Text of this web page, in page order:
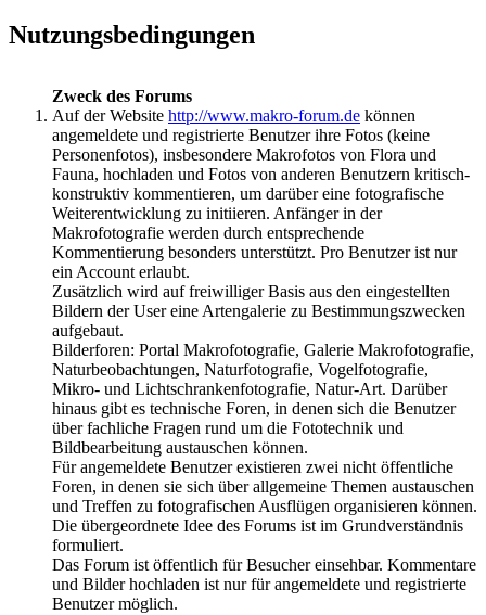
Nutzungsbedingungen
Zweck des Forums
Auf der Website http://www.makro-forum.de können
angemeldete und registrierte Benutzer ihre Fotos (keine
Personenfotos), insbesondere Makrofotos von Flora und
Fauna, hochladen und Fotos von anderen Benutzern kritisch-
konstruktiv kommentieren, um darüber eine fotografische
Weiterentwicklung zu initiieren. Anfänger in der
Makrofotografie werden durch entsprechende
Kommentierung besonders unterstützt. Pro Benutzer ist nur
ein Account erlaubt.
Zusätzlich wird auf freiwilliger Basis aus den eingestellten
Bildern der User eine Artengalerie zu Bestimmungszwecken
aufgebaut.
Bilderforen: Portal Makrofotografie, Galerie Makrofotografie,
Naturbeobachtungen, Naturfotografie, Vogelfotografie,
Mikro- und Lichtschrankenfotografie, Natur-Art. Darüber
hinaus gibt es technische Foren, in denen sich die Benutzer
über fachliche Fragen rund um die Fototechnik und
Bildbearbeitung austauschen können.
Für angemeldete Benutzer existieren zwei nicht öffentliche
Foren, in denen sie sich über allgemeine Themen austauschen
und Treffen zu fotografischen Ausflügen organisieren können.
Die übergeordnete Idee des Forums ist im Grundverständnis
formuliert.
Das Forum ist öffentlich für Besucher einsehbar. Kommentare
und Bilder hochladen ist nur für angemeldete und registrierte
Benutzer möglich.